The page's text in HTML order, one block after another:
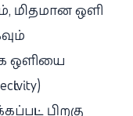
மிதமான ஒளி
ஒளியை
பிறகு